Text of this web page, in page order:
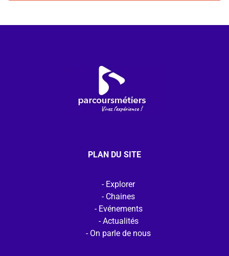
PLAN DU SITE
Explorer
Chaines
Evénements
Actualités
On parle de nous